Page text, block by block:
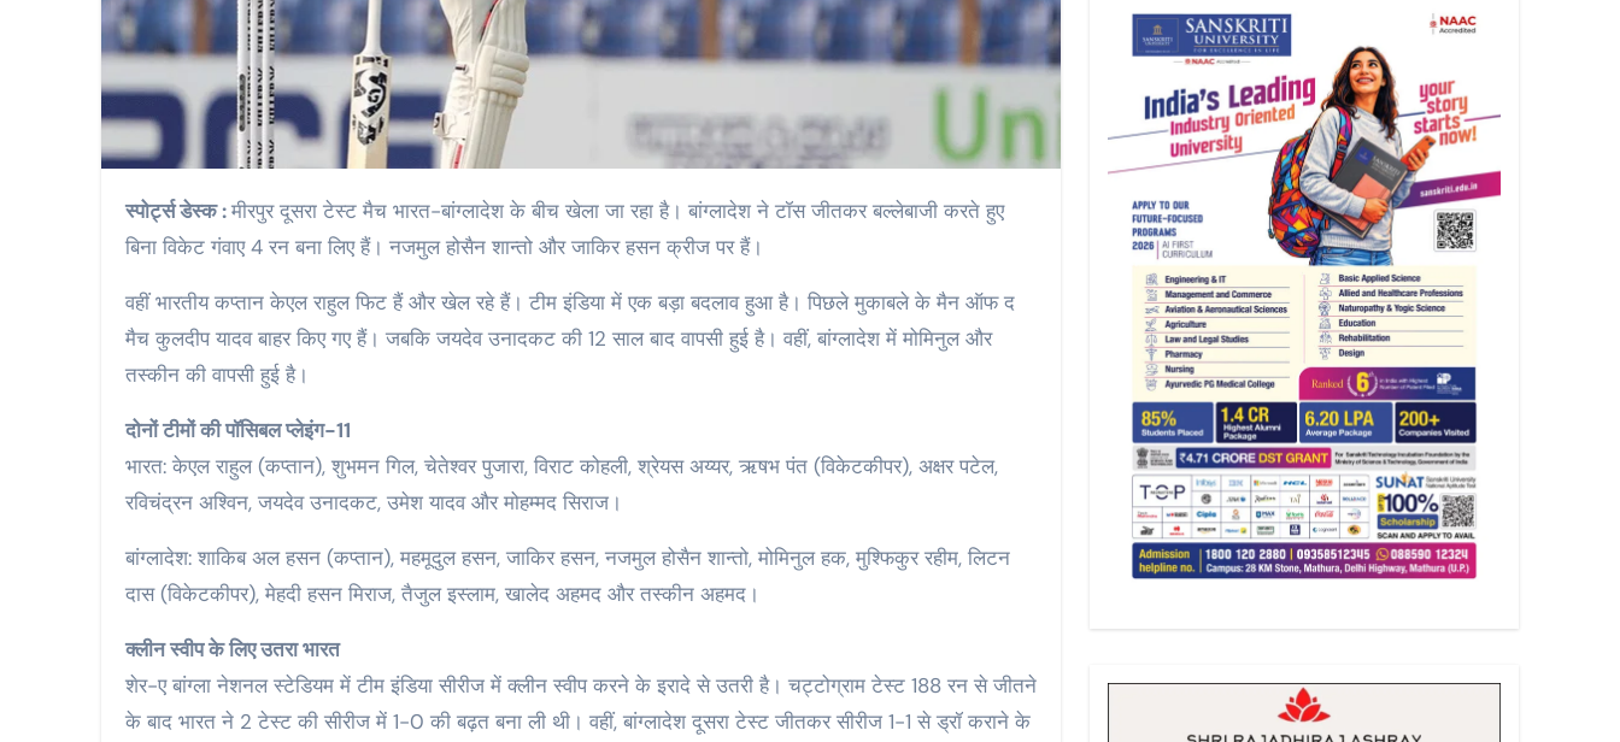
स्पोर्ट्स डेस्क :मीरपुर दूसरा टेस्ट मैच भारत-बांग्लादेश के बीच खेला जा रहा है। बांग्लादेश ने टॉस जीतकर बल्लेबाजी करते हुए
बिना विकेट गंवाए 4 रन बना लिए हैं। नजमुल होसैन शान्तो और जाकिर हसन क्रीज पर हैं।
वहीं भारतीय कप्तान केएल राहुल फिट हैं और खेल रहे हैं। टीम इंडिया में एक बड़ा बदलाव हुआ है। पिछले मुकाबले के मैन ऑफ द
मैच कुलदीप यादव बाहर किए गए हैं। जबकि जयदेव उनादकट की 12 साल बाद वापसी हुई है। वहीं, बांग्लादेश में मोमिनुल और
तस्कीन की वापसी हुई है।
दोनों टीमों की पॉसिबल प्लेइंग-11
भारत: केएल राहुल (कप्तान), शुभमन गिल, चेतेश्वर पुजारा, विराट कोहली, श्रेयस अय्यर, ऋषभ पंत (विकेटकीपर), अक्षर पटेल,
रविचंद्रन अश्विन, जयदेव उनादकट, उमेश यादव और मोहम्मद सिराज।
बांग्लादेश: शाकिब अल हसन (कप्तान), महमूदुल हसन, जाकिर हसन, नजमुल होसैन शान्तो, मोमिनुल हक, मुश्फिकुर रहीम, लिटन
दास (विकेटकीपर), मेहदी हसन मिराज, तैजुल इस्लाम, खालेद अहमद और तस्कीन अहमद।
क्लीन स्वीप के लिए उतरा भारत
शेर-ए बांग्ला नेशनल स्टेडियम में टीम इंडिया सीरीज में क्लीन स्वीप करने के इरादे से उतरी है। चट्टोग्राम टेस्ट 188 रन से जीतने
के बाद भारत ने 2 टेस्ट की सीरीज में 1-0 की बढ़त बना ली थी। वहीं, बांग्लादेश दूसरा टेस्ट जीतकर सीरीज 1-1 से ड्रॉ कराने के